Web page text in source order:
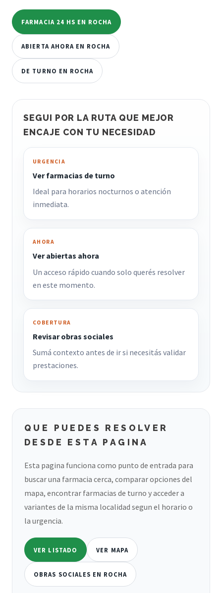
FARMACIA 24 HS EN ROCHA
ABIERTA AHORA EN ROCHA
DE TURNO EN ROCHA
SEGUI POR LA RUTA QUE MEJOR
ENCAJE CON TU NECESIDAD
URGENCIA
Ver farmacias de turno
Ideal para horarios nocturnos o atención
inmediata.
AHORA
Ver abiertas ahora
Un acceso rápido cuando solo querés resolver
en este momento.
COBERTURA
Revisar obras sociales
Sumá contexto antes de ir si necesitás validar
prestaciones.
QUE PUEDES RESOLVER
DESDE ESTA PAGINA
Esta pagina funciona como punto de entrada para
buscar una farmacia cerca, comparar opciones del
mapa, encontrar farmacias de turno y acceder a
variantes de la misma localidad segun el horario o
la urgencia.
VER LISTADO VER MAPA
OBRAS SOCIALES EN ROCHA